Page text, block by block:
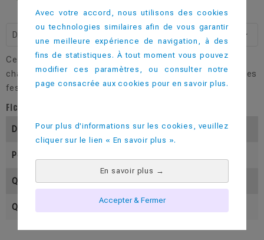
Description
Cette assiette accompagnera avec succès vos repas
chauds ou froids lors de vos réceptions, banquets et autres
festivités.
Fiche technique
Diamètre (En Mm) 213
Poids (En Gramme)
Quantité Par Colis 200
Quantité Par Palette
Avec votre accord, nous utilisons des cookies
ou technologies similaires afin de vous garantir
une meilleure expérience de navigation, à des
fins de statistiques. À tout moment vous pouvez
modifier ces paramètres, ou consulter notre
page consacrée aux cookies pour en savoir plus.
Pour plus d'informations sur les cookies, veuillez
cliquer sur le lien « En savoir plus ».
En savoir plus →
Accepter & Fermer